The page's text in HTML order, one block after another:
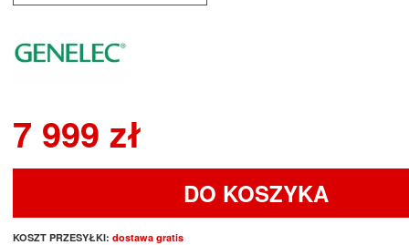
7 999 zł
DO KOSZYKA
KOSZT PRZESYŁKI: dostawa gratis